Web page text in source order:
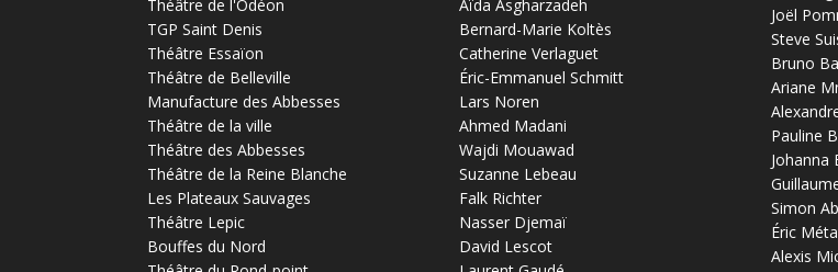
Théâtre de l'Odéon
TGP Saint Denis
Théâtre Essaïon
Théâtre de Belleville
Manufacture des Abbesses
Théâtre de la ville
Théâtre des Abbesses
Théâtre de la Reine Blanche
Les Plateaux Sauvages
Théâtre Lepic
Bouffes du Nord
Aïda Asgharzadeh
Bernard-Marie Koltès
Catherine Verlaguet
Éric-Emmanuel Schmitt
Lars Noren
Ahmed Madani
Wajdi Mouawad
Suzanne Lebeau
Falk Richter
Nasser Djemaï
David Lescot
Joël
Steve
Bruno
Ariane
Pauline
Johanna
Simon
Éric
Alexis